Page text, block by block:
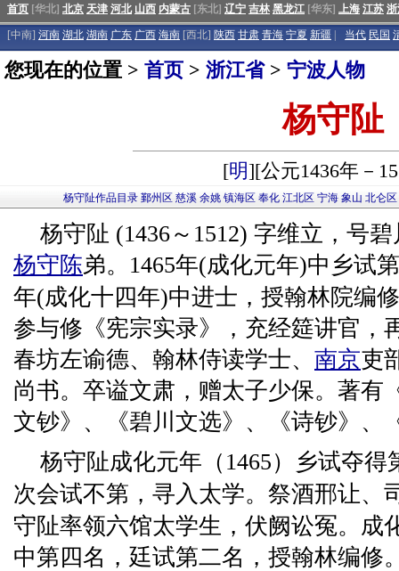
首页 [华北] 北京 天津 河北 山西 内蒙古 [东北] 辽宁 吉林 黑龙江 [华东] 上海 江苏
[中南] 河南 湖北 湖南 广东 广西 海南 [西北] 陕西 甘肃 青海 宁夏 新疆 当代 民国
您现在的位置 > 首页 > 浙江省> 宁波人物
杨守阯
[明][公元1436年－
杨守阯作品目录 鄞州区 慈溪 余姚 镇海区 奉化 江北区 宁海 象山 北仑区
杨守阯 (1436～1512) 字维立，号
杨守陈弟。1465年(成化元年)中乡试
年(成化十四年)中进士，授翰林院编
参与修《宪宗实录》，充经筵讲官，
春坊左谕德、翰林侍读学士、 南京吏
尚书。卒谥文肃，赠太子少保。著有
文钞》、《碧川文选》、《诗钞》、
杨守阯成化元年（1465）乡试夺得
次会试不第，寻入太学。祭酒邢让、
守阯率领六馆太学生，伏阙讼冤。成
中第四名，廷试第二名，授翰林编修